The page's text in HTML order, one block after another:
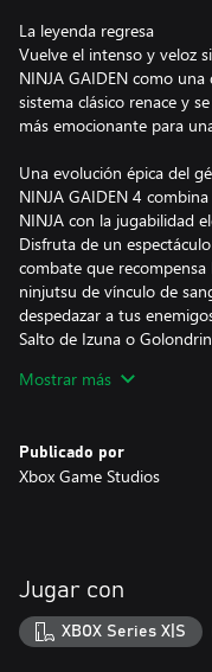
La leyenda regresa
Vuelve el intenso y veloz
NINJA GAIDEN como una
sistema clásico renace y
más emocionante para
Una evolución épica del
NINJA GAIDEN 4
NINJA con la jugabilidad
Disfruta de un
combate que
ninjutsu de vínculo de
despedazar a tus
Salto de Izuna o
rediseñado, pero a la vez
llegados podrán disfrutar
giros y sorpresas.
El regreso de un antiguo
sobre Tokio tras la
destino de la ciudad está
prodigio ninja que se abre
soldados ninjas
Mostrar más
Publicado por
Xbox Game Studios
Jugar con
XBOX Series X|S